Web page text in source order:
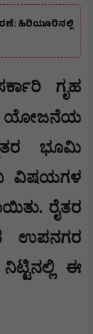
ಹಿರಿಯೂರಿನಲ್ಲಿ
ಗೃಹ
ಯೋಜನೆಯ
ಭೂಮಿ
ವಿಷಯಗಳ
ರೈತರ
ಉಪನಗರ
ಈ